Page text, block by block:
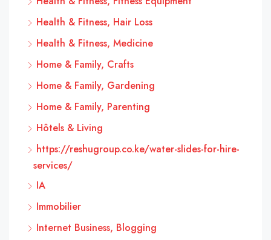
Health & Fitness, Hair Loss
Health & Fitness, Medicine
Home & Family, Crafts
Home & Family, Gardening
Home & Family, Parenting
Hôtels & Living
https://reshugroup.co.ke/water-slides-for-hire-
services/
IA
Immobilier
Internet Business, Blogging